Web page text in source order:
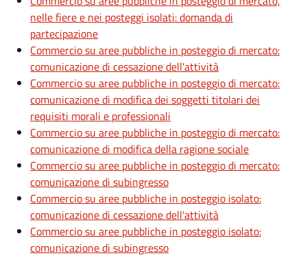
nelle fiere e nei posteggi isolati: domanda di
partecipazione
Commercio su aree pubbliche in posteggio di mercato:
comunicazione di cessazione dell'attività
Commercio su aree pubbliche in posteggio di mercato:
comunicazione di modifica dei soggetti titolari dei
requisiti morali e professionali
Commercio su aree pubbliche in posteggio di mercato:
comunicazione di modifica della ragione sociale
Commercio su aree pubbliche in posteggio di mercato:
comunicazione di subingresso
Commercio su aree pubbliche in posteggio isolato:
comunicazione di cessazione dell'attività
Commercio su aree pubbliche in posteggio isolato:
comunicazione di subingresso